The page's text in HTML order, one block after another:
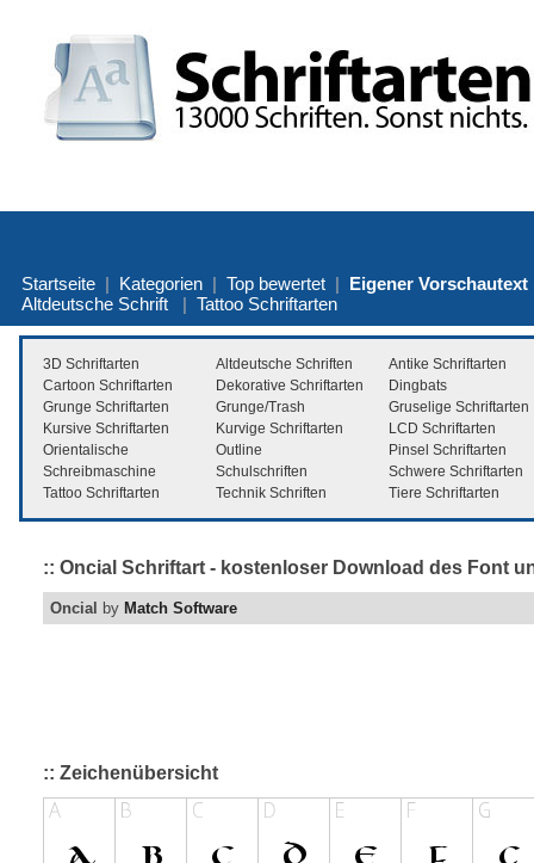
Startseite | Kategorien | Top bewertet | Eigener Vorschautext
Altdeutsche Schrift | Tattoo Schriftarten
3D Schriftarten Altdeutsche Schriften
Antike Schriftarten
Cartoon Schriftarten
Dekorative Schriftarten
Dingbats
Grunge Schriftarten
Grunge/Trash
Gruselige Schriftarten
Kursive Schriftarten
Kurvige Schriftarten
LCD Schriftarten
Orientalische
Outline
Pinsel Schriftarten
Schreibmaschine
Schulschriften
Schwere Schriftarten
Tattoo Schriftarten
Technik Schriften Tiere Schriftarten
:: Oncial Schriftart - kostenloser Download des Font
Oncial by Match Software
:: Zeichenübersicht